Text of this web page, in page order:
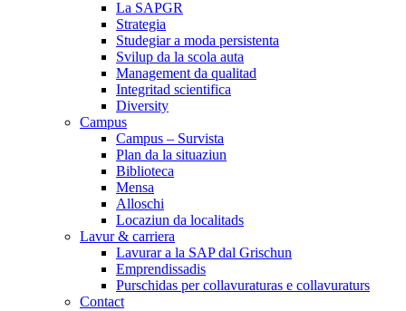
La SAPGR
Strategia
Studegiar a moda persistenta
Svilup da la scola auta
Management da qualitad
Integritad scientifica
Diversity
Campus
Campus – Survista
Plan da la situaziun
Biblioteca
Mensa
Alloschi
Locaziun da localitads
Lavur & carriera
Lavurar a la SAP dal Grischun
Emprendissadis
Purschidas per collavuraturas e collavuraturs
Contact